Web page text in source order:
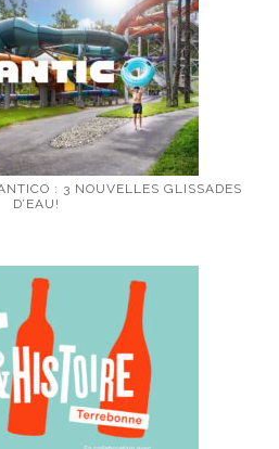
: 3 NOUVELLES GLISSADES
D’EAU!